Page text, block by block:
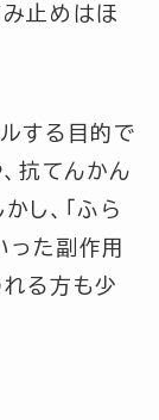
止めはほ
する目的で
、抗てんかん
し、「ふら
った副作用
る方も少